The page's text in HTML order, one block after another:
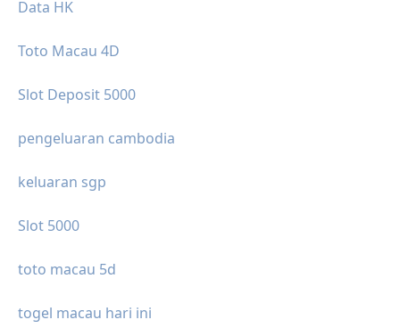
Data HK
Toto Macau 4D
Slot Deposit 5000
pengeluaran cambodia
keluaran sgp
Slot 5000
toto macau 5d
togel macau hari ini